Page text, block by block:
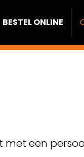
BESTEL ONLINE
met een